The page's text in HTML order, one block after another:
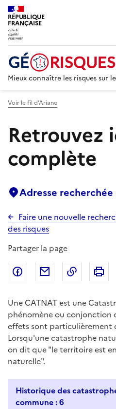
RÉPUBLIQUE
FRANÇAISE
Mieux connaître les risques sur
Voir le fil d’Ariane
Retrouvez
complète
Adresse recherchée
Faire une nouvelle
des risques
Partager la page
Partager sur Facebook
Partager par email
Copier
Une CATNAT est une
phénomène ou conjonction
effets sont particulièrement
Lorsqu'une catastrophe
on dit que "le territoire est
naturelle".
Historique des
commune : 6